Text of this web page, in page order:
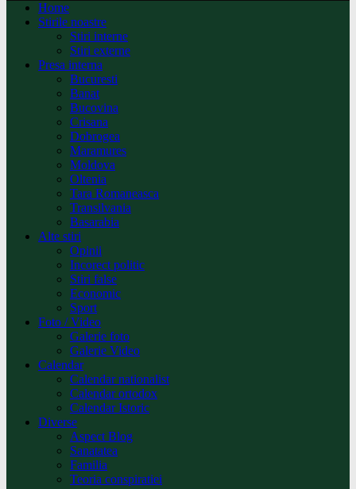
Home
Stirile noastre
Stiri interne
Stiri externe
Presa interna
Bucuresti
Banat
Bucovina
Crisana
Dobrogea
Maramures
Moldova
Oltenia
Tara Romaneasca
Transilvania
Basarabia
Alte stiri
Opinii
Incorect politic
Stiri false
Economic
Sport
Foto / Video
Galerie foto
Galerie Video
Calendar
Calendar nationalist
Calendar ortodox
Calendar Istoric
Diverse
Aspect Blog
Sanatatea
Familia
Teoria conspiratiei